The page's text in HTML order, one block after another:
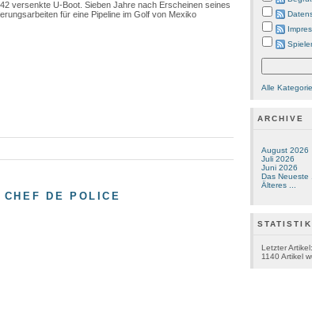
versenkte U-Boot. Sieben Jahre nach Erscheinen seines
für eine Pipeline im Golf von Mexiko
DE POLICE
Alle
ARCHIVE
August 2026
Juli 2026
Juni 2026
Das Neueste
Älteres ...
Letzter Artikel:
1140Artikel